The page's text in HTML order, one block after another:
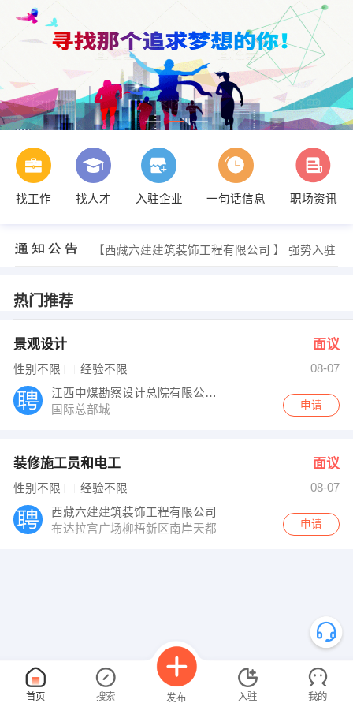
找工作 找人才 入驻企业 一句话信息
职场资讯
【西藏六建建筑装饰工程有限公司 】 强势入驻
热门推荐
景观设计 面议
性别不限 经验不限
08-07
江西中煤勘察设计总院有限公司西藏分公司
国际总部城
申请
装修施工员和电工 面议
性别不限 经验不限
08-07
西藏六建建筑装饰工程有限公司
布达拉宫广场柳梧新区南岸天都
申请
首页 搜索 发布 入驻 我的